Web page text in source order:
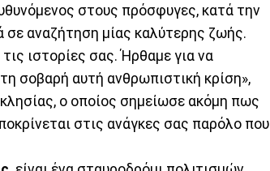
στους πρόσφυγες, κατά την
αναζήτηση μίας καλύτερης ζωής.
ιστορίες σας. Ήρθαμε για να
σοβαρή αυτή ανθρωπιστική κρίση»,
ο οποίος σημείωσε ακόμη πως
στις ανάγκες σας παρόλο που